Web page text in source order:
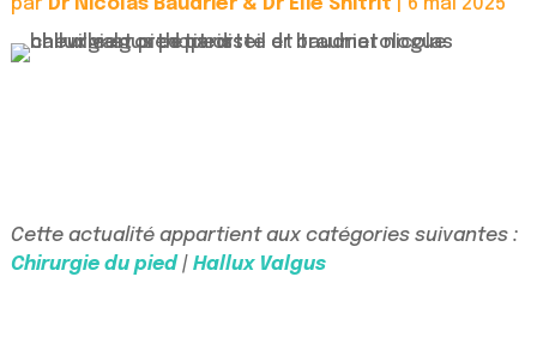
par Dr Nicolas Baudrier & Dr Elie Shitrit 6 mai 2025
Cette actualité appartient aux catégories suivantes :
Chirurgie du pied| Hallux Valgus